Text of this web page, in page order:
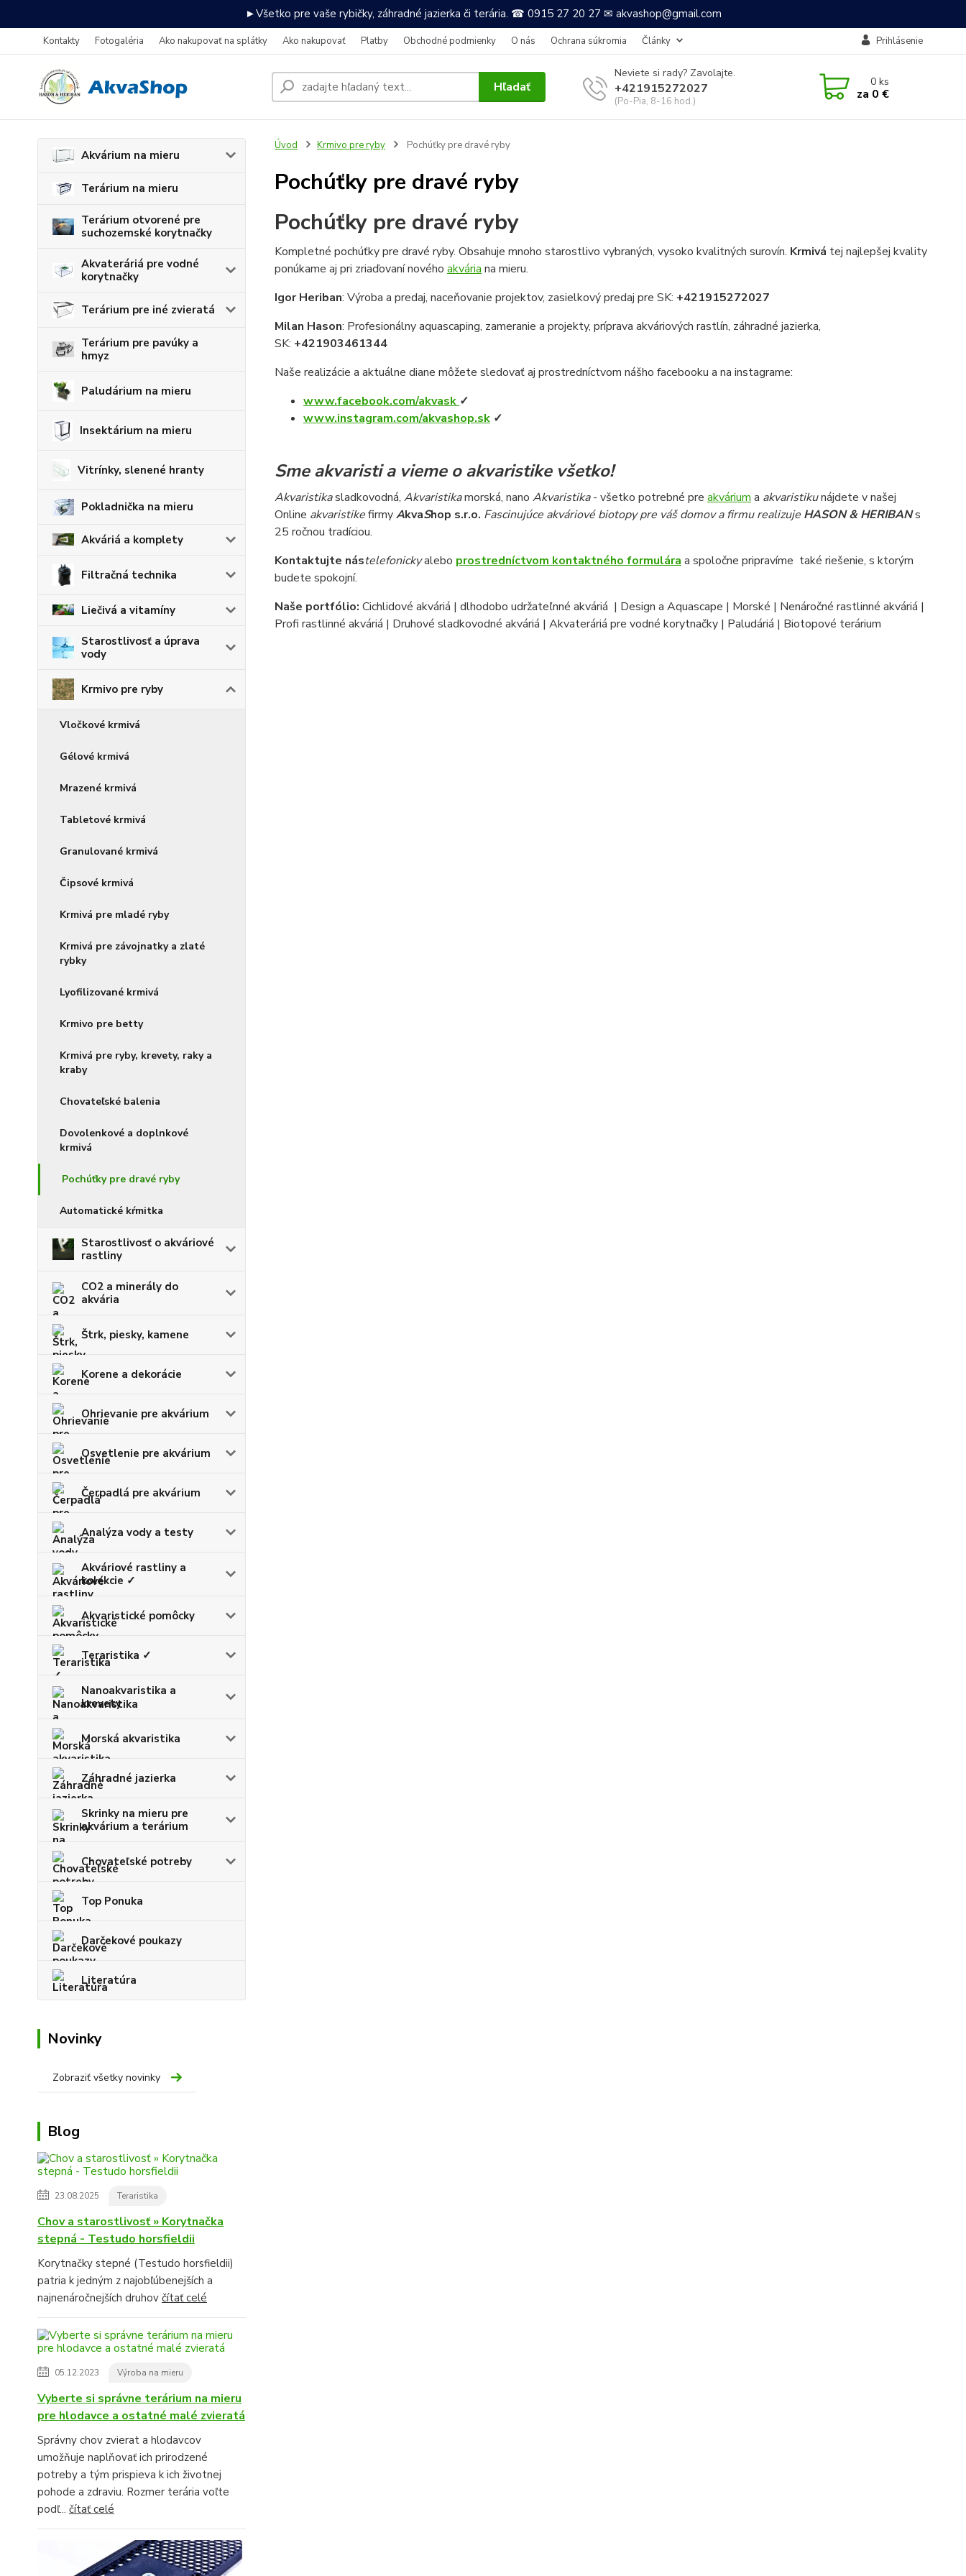
►Všetko pre vaše rybičky, záhradné jazierka či terária. ☎ 0915 27 20 27 ✉ akvashop@gmail.com
Kontakty Fotogaléria Ako nakupovať na splátky Ako nakupovať Platby Obchodné podmienky O nás Ochrana súkromia Články Prihlásenie
Hľadať
Neviete si rady? Zavolajte.
+421915272027
(Po-Pia, 8-16 hod.)
0ks
za 0 €
Akvárium na mieru
Terárium na mieru
Terárium otvorené pre
suchozemské korytnačky
Akvateráriá pre vodné
korytnačky
Terárium pre iné zvieratá
Terárium pre pavúky a
hmyz
Paludárium na mieru
Insektárium na mieru
Vitrínky, slenené hranty
Pokladnička na mieru
Akváriá a komplety
Filtračná technika
Liečivá a vitamíny
Starostlivosť a úprava
vody
Krmivo pre ryby
Vločkové krmivá
Gélové krmivá
Mrazené krmivá
Tabletové krmivá
Granulované krmivá
Čipsové krmivá
Krmivá pre mladé ryby
Krmivá pre závojnatky a zlaté
rybky
Lyofilizované krmivá
Krmivo pre betty
Krmivá pre ryby, krevety, raky a
kraby
Chovateľské balenia
Dovolenkové a doplnkové
krmivá
Pochúťky pre dravé ryby
Automatické kŕmitka
Starostlivosť o akváriové
rastliny
CO2 a minerály do
akvária
Štrk, piesky, kamene
Korene a dekorácie
Ohrievanie pre akvárium
Osvetlenie pre akvárium
Čerpadlá pre akvárium
Analýza vody a testy
Akváriové rastliny a
kolekcie ✓
Akvaristické pomôcky
Teraristika ✓
Nanoakvaristika a
krevety
Morská akvaristika
Záhradné jazierka
Skrinky na mieru pre
akvárium a terárium
Chovateľské potreby
Top Ponuka
Darčekové poukazy
Literatúra
Novinky
Zobraziť všetky novinky
Blog
23.08.2025 Teraristika
Chov a starostlivosť » Korytnačka
stepná - Testudo horsfieldii
Korytnačky stepné (Testudo horsfieldii)
patria k jedným z najobľúbenejších a
najnenáročnejších druhov čítať celé
05.12.2023 Výroba na mieru
Vyberte si správne terárium na mieru
pre hlodavce a ostatné malé zvieratá
Správny chov zvierat a hlodavcov
umožňuje naplňovať ich prirodzené
potreby a tým prispieva k ich životnej
pohode a zdraviu. Rozmer terária voľte
podľ... čítať celé
Úvod Krmivo pre ryby Pochúťky pre dravé ryby
Pochúťky pre dravé ryby
Pochúťky pre dravé ryby
Kompletné pochúťky pre dravé ryby. Obsahuje mnoho starostlivo vybraných, vysoko kvalitných surovín. Krmivá tej najlepšej kvality
ponúkame aj pri zriaďovaní nového akvária na mieru.
Igor Heriban: Výroba a predaj, naceňovanie projektov, zasielkový predaj pre SK: +421915272027
Milan Hason: Profesionálny aquascaping, zameranie a projekty, príprava akváriových rastlín, záhradné jazierka,
SK: +421903461344
Naše realizácie a aktuálne diane môžete sledovať aj prostredníctvom nášho facebooku a na instagrame:
www.facebook.com/akvask ✓
www.instagram.com/akvashop.sk✓
Sme akvaristi a vieme o akvaristike všetko!
Akvaristikasladkovodná, Akvaristikamorská, nano Akvaristika- všetko potrebné pre akvárium a akvaristikunájdete v našej
Online akvaristikefirmyAkvaShop s.r.o. Fascinujúce akváriové biotopy pre váš domov a firmu realizuje HASON & HERIBANs
25 ročnou tradíciou.
Kontaktujte nástelefonickyalebo prostredníctvom kontaktného formulára a spoločne pripravíme také riešenie, s ktorým
budete spokojní.
Naše portfólio: Cichlidové akváriá | dlhodobo udržateľnné akváriá | Design a Aquascape | Morské | Nenáročné rastlinné akváriá |
Profi rastlinné akváriá | Druhové sladkovodné akváriá | Akvateráriá pre vodné korytnačky | Paludáriá | Biotopové terárium